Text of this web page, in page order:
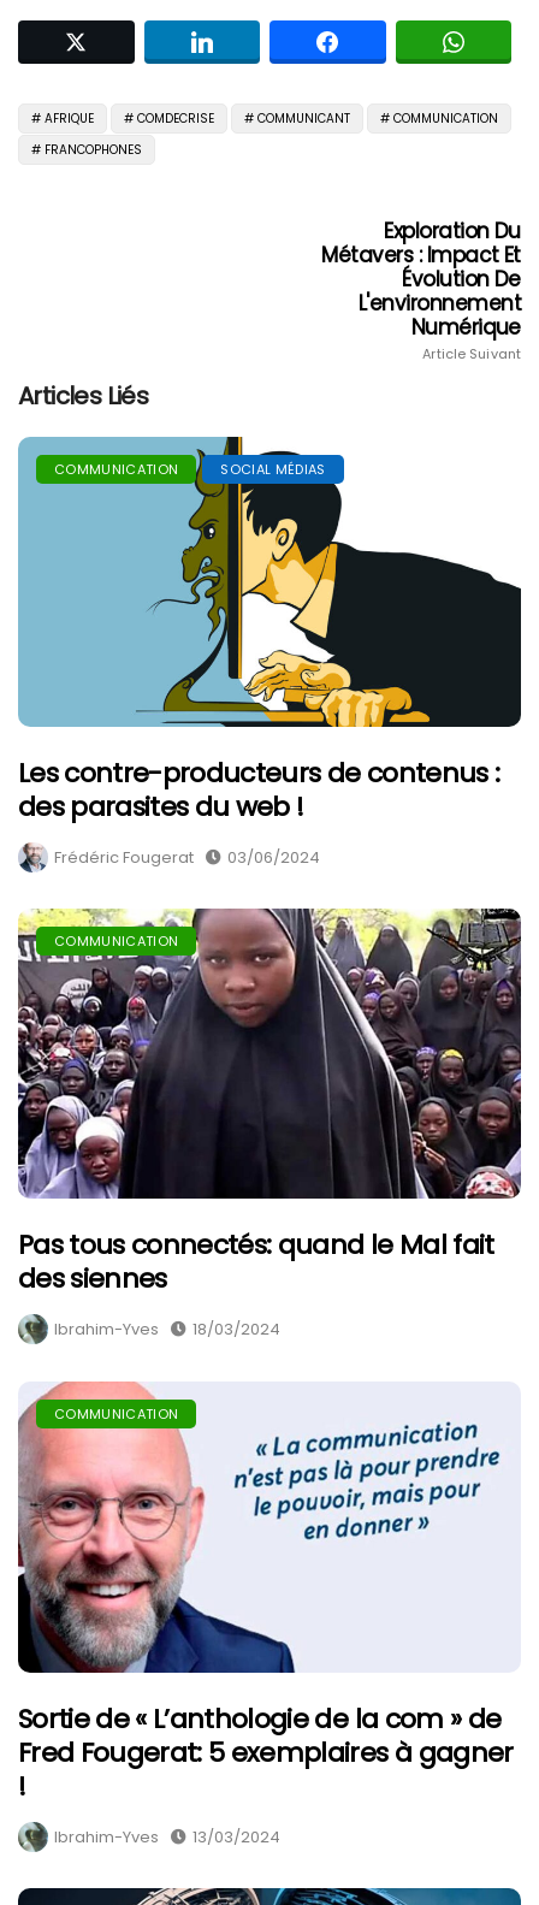
AFRIQUE COMDECRISE COMMUNICANT
COMMUNICATION
FRANCOPHONES
Exploration Du
Métavers : Impact Et
Évolution De
L'environnement
Numérique
Article Suivant
Articles Liés
COMMUNICATION SOCIAL MÉDIAS
Les contre-producteurs de contenus :
des parasites du web !
Frédéric Fougerat 03/06/2024
COMMUNICATION
Pas tous connectés: quand le Mal fait
des siennes
Ibrahim-Yves 18/03/2024
COMMUNICATION
Sortie de « L’anthologie de la com » de
Fred Fougerat: 5 exemplaires à gagner
!
Ibrahim-Yves 13/03/2024